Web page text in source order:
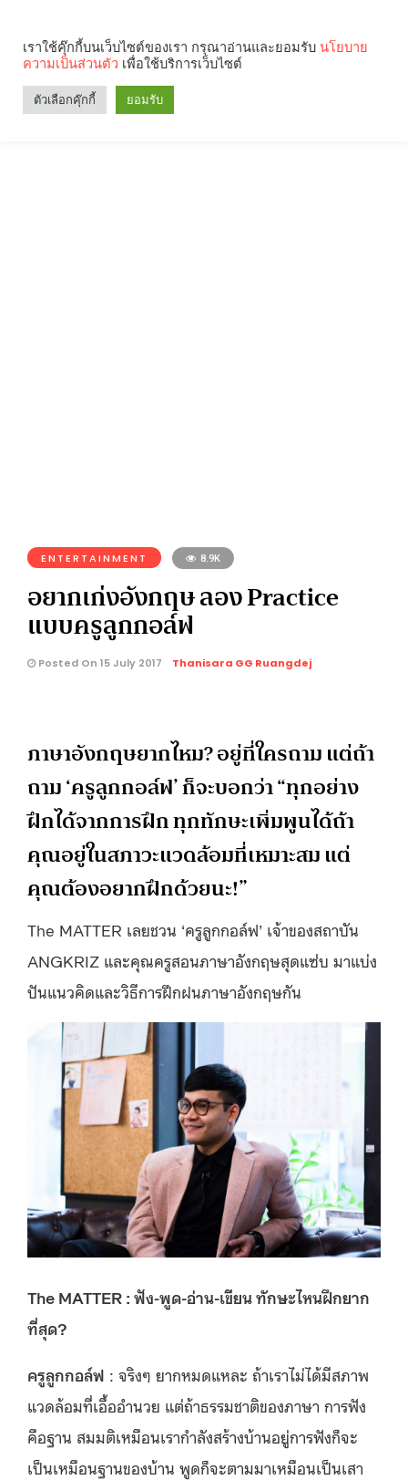
ENTERTAINMENT 8.9K
อยากเก่งอังกฤษ ลอง Practice
แบบครูลูกกอล์ฟ
Posted On 15 July 2017 Thanisara GG Ruangdej
ภาษาอังกฤษยากไหม? อยู่ที่ใครถาม แต่ถ้า
ถาม ‘ครูลูกกอล์ฟ’ ก็จะบอกว่า “ทุกอย่าง
ฝึกได้จากการฝึก ทุกทักษะเพิ่มพูนได้ถ้า
คุณอยู่ในสภาวะแวดล้อมที่เหมาะสม แต่
คุณต้องอยากฝึกด้วยนะ!”
The MATTER เลยชวน ‘ครูลูกกอล์ฟ’ เจ้าของสถาบัน
ANGKRIZ และคุณครูสอนภาษาอังกฤษสุดแซ่บ มาแบ่ง
ปันแนวคิดและวิธีการฝึกฝนภาษาอังกฤษกัน
The MATTER : ฟัง-พูด-อ่าน-เขียน ทักษะไหนฝึกยาก
ที่สุด?
ครูลูกกอล์ฟ : จริงๆ ยากหมดแหละ ถ้าเราไม่ได้มีสภาพ
แวดล้อมที่เอื้ออำนวย แต่ถ้าธรรมชาติของภาษา การฟัง
คือฐาน สมมติเหมือนเรากำลังสร้างบ้านอยู่การฟังก็จะ
เป็นเหมือนฐานของบ้าน พูดก็จะตามมาเหมือนเป็นเสา
เราใช้คุ๊กกี้บนเว็บไซต์ของเรา กรุณาอ่านและยอมรับ นโยบาย
ความเป็นส่วนตัว เพื่อใช้บริการเว็บไซต์
ตัวเลือกคุ๊กกี้ ยอมรับ